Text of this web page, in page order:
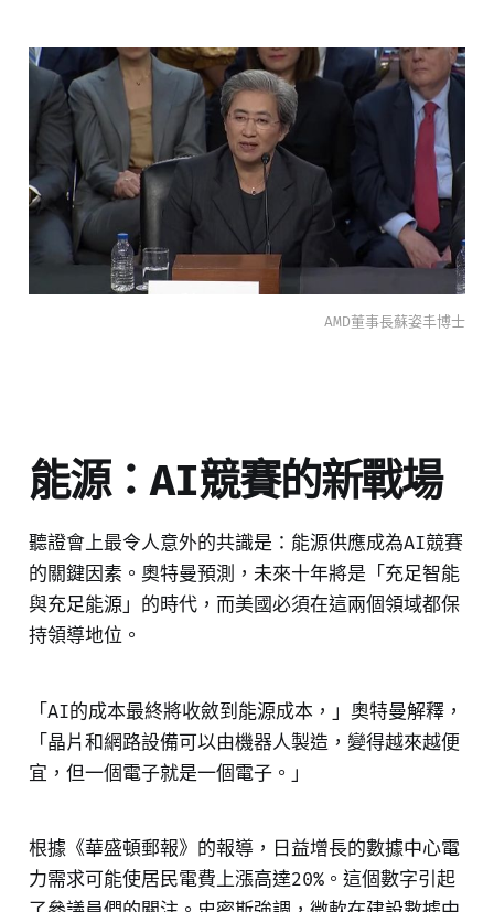
AMD董事長蘇姿丰博士
能源：AI競賽的新戰場
聽證會上最令人意外的共識是：能源供應成為AI競賽
的關鍵因素。奧特曼預測，未來十年將是「充足智能
與充足能源」的時代，而美國必須在這兩個領域都保
持領導地位。
「AI的成本最終將收斂到能源成本，」奧特曼解釋，
「晶片和網路設備可以由機器人製造，變得越來越便
宜，但一個電子就是一個電子。」
根據《華盛頓郵報》的報導，日益增長的數據中心電
力需求可能使居民電費上漲高達20%。這個數字引起